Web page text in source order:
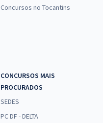
Concursos no Tocantins
CONCURSOS MAIS
PROCURADOS
SEDES
PC DF - DELTA